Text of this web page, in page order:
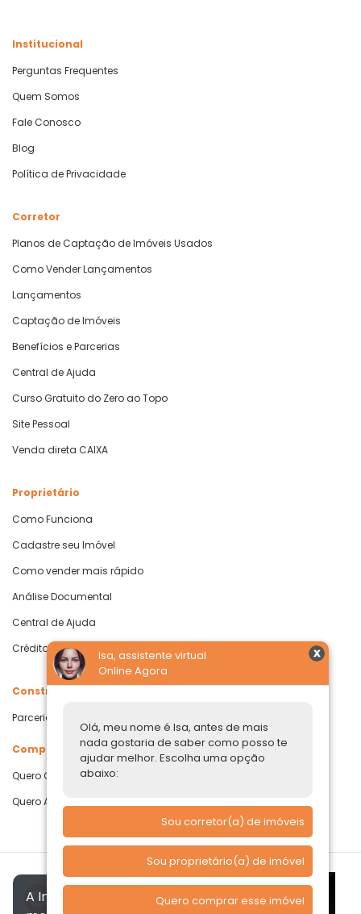
Isa, assistente virtual
Online Agora
Olá, meu nome é Isa, antes de mais
nada gostaria de saber como posso te
ajudar melhor. Escolha uma opção
abaixo:
Sou corretor(a) de imóveis
Sou proprietário(a) de imóvel
Quero comprar esse imóvel
Institucional
Perguntas Frequentes
Quem Somos
Fale Conosco
Blog
Política de Privacidade
Corretor
Planos de Captação de Imóveis Usados
Como Vender Lançamentos
Lançamentos
Captação de Imóveis
Benefícios e Parcerias
Central de Ajuda
Curso Gratuito do Zero ao Topo
Site Pessoal
Venda direta CAIXA
Proprietário
Como Funciona
Cadastre seu Imóvel
Como vender mais rápido
Análise Documental
Central de Ajuda
Crédito com Garantia de Imóvel
Construtoras
Parcerias Imobiliárias
Comprar ou alugar
Quero Comprar
Quero Alugar
A Imóvelp utiliza cookies para